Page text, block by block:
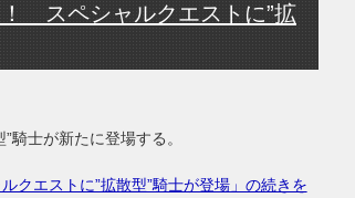
！ スペシャルクエストに”拡
騎士が新たに登場する。
クエストに”拡散型”騎士が登場」の続きを